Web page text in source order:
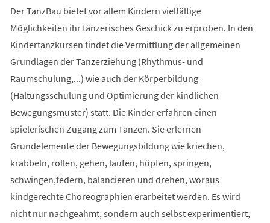
Der TanzBau bietet vor allem Kindern vielfältige
Möglichkeiten ihr tänzerisches Geschick zu erproben. In den
Kindertanzkursen findet die Vermittlung der allgemeinen
Grundlagen der Tanzerziehung (Rhythmus- und
Raumschulung,...) wie auch der Körperbildung
(Haltungsschulung und Optimierung der kindlichen
Bewegungsmuster) statt. Die Kinder erfahren einen
spielerischen Zugang zum Tanzen. Sie erlernen
Grundelemente der Bewegungsbildung wie kriechen,
krabbeln, rollen, gehen, laufen, hüpfen, springen,
schwingen,federn, balancieren und drehen, woraus
kindgerechte Choreographien erarbeitet werden. Es wird
nicht nur nachgeahmt, sondern auch selbst experimentiert,